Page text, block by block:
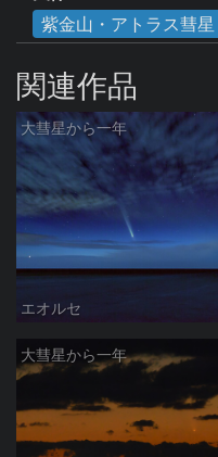
紫金山・アトラス彗星
関連作品
大彗星から一年
エオルセ
大彗星から一年